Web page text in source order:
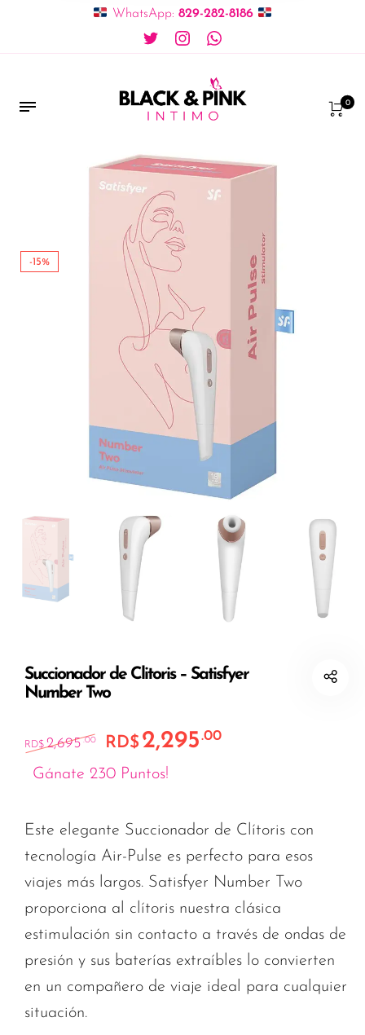
WhatsApp: 829-282-8186
0
-15%
Succionador de Clitoris – Satisfyer
Number Two
RD$ 2,695.00 El precio original era: RD$2,695.00.
RD$ 2,295.00El precio actual es:
Gánate 230 Puntos!
Este elegante Succionador de Clítoris con
tecnología Air-Pulse es perfecto para esos
viajes más largos. Satisfyer Number Two
proporciona al clítoris nuestra clásica
estimulación sin contacto a través de ondas de
presión y sus baterías extraíbles lo convierten
en un compañero de viaje ideal para cualquier
situación.